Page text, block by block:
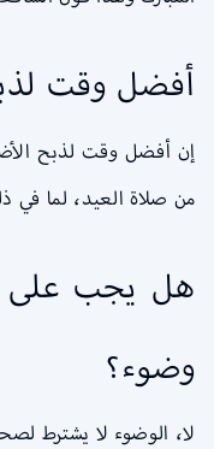
أفضل وقت
إن أفضل وقت لذبح
من صلاة العيد، لما في
هل يجب على
وضوء؟
لا، الوضوء لا يشترط